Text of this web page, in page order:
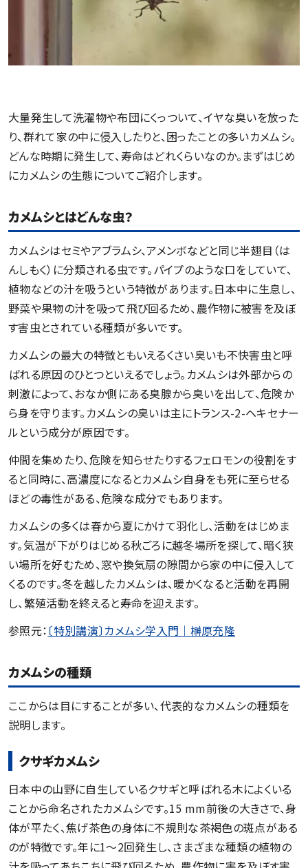
大量発生して洗濯物や布団にくっついて、イヤな臭いを放った
り、群れて家の中に侵入したりと、困ったことの多いカメムシ。
どんな時期に発生して、寿命はどれくらいなのか。まずはじめ
にカメムシの生態についてご紹介します。
カメムシとはどんな虫？
カメムシはセミやアブラムシ、アメンボなどと同じ半翅目（は
んしもく）に分類される虫です。パイプのような口をしていて、
植物などの汁を吸うという特徴があります。日本中に生息し、
野菜や果物の汁を吸って飛び回るため、農作物に被害を及ぼ
す害虫とされている種類が多いです。
カメムシの最大の特徴ともいえるくさい臭いも不快害虫と呼
ばれる原因のひとつといえるでしょう。カメムシは外部からの
刺激によって、おなか側にある臭腺から臭いを出して、危険か
ら身を守ります。カメムシの臭いは主にトランス-2-ヘキセナー
ルという成分が原因です。
仲間を集めたり、危険を知らせたりするフェロモンの役割をす
ると同時に、高濃度になるとカメムシ自身をも死に至らせる
ほどの毒性がある、危険な成分でもあります。
カメムシの多くは春から夏にかけて羽化し、活動をはじめま
す。気温が下がりはじめる秋ごろに越冬場所を探して、暗く狭
い場所を好むため、窓や換気扇の隙間から家の中に侵入して
くるのです。冬を越したカメムシは、暖かくなると活動を再開
し、繁殖活動を終えると寿命を迎えます。
参照元： 〔特別講演〕カメムシ学入門｜榊原充隆
カメムシの種類
ここからは目にすることが多い、代表的なカメムシの種類を
説明します。
クサギカメムシ
日本中の山野に自生しているクサギと呼ばれる木によくいる
ことから命名されたカメムシです。15 mm前後の大きさで、身
体が平たく、焦げ茶色の身体に不規則な茶褐色の斑点がある
のが特徴です。年に1〜2回発生し、さまざまな種類の植物の